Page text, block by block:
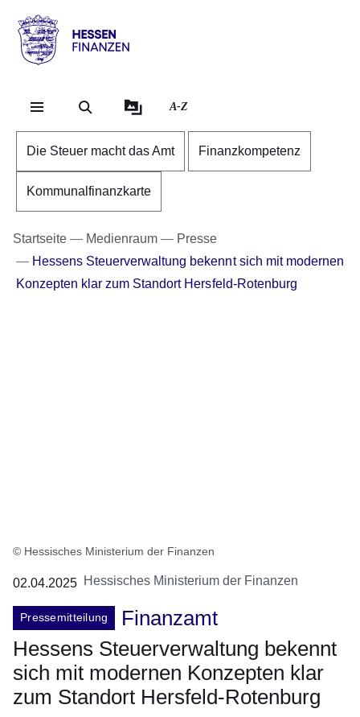
Hessen
Finanzen
A-Z
Die Steuer macht das Amt Finanzkompetenz
Kommunalfinanzkarte
Startseite Medienraum
Presse
Hessens Steuerverwaltung bekennt sich mit modernen
Konzepten klar zum Standort Hersfeld-Rotenburg
© Hessisches Ministerium der Finanzen
02.04.2025 Hessisches Ministerium der Finanzen
Pressemitteilung
Finanzamt
Hessens Steuerverwaltung bekennt
sich mit modernen Konzepten klar
zum Standort Hersfeld-Rotenburg